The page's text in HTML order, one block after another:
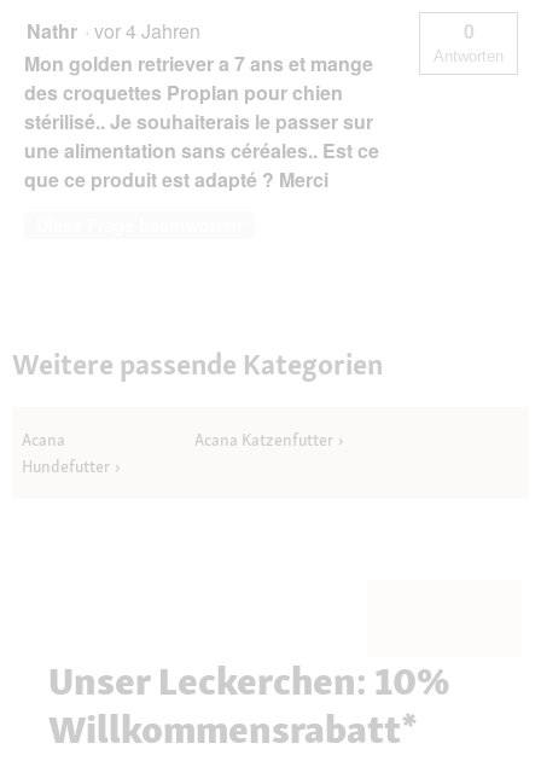
Nathr · vor 4 Jahren
Mon golden retriever a 7 ans et mange
des croquettes Proplan pour chien
stérilisé.. Je souhaiterais le passer sur
une alimentation sans céréales.. Est ce
que ce produit est adapté ? Merci
0
Antworten
Weitere passende Kategorien
Acana
Hundefutter
Acana Katzenfutter
Unser Leckerchen: 10%
Willkommensrabatt*